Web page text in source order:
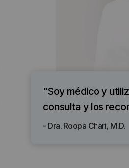
"Soy médico y
consulta y los
- Dra. Roopa Chari, M.D.